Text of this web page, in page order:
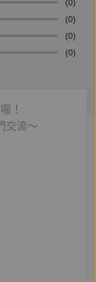
的魅力。每有新
主》榮獲兒童及
王子》和《勇敢
績，足以顯示賴
(0)
(0)
(0)
(0)
！
交流～